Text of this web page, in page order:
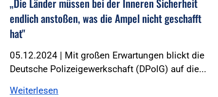
„Die Länder müssen bei der Inneren Sicherheit
endlich anstoßen, was die Ampel nicht geschafft
hat"
05.12.2024 | Mit großen Erwartungen blickt die
Deutsche Polizeigewerkschaft (DPolG) auf die...
Weiterlesen